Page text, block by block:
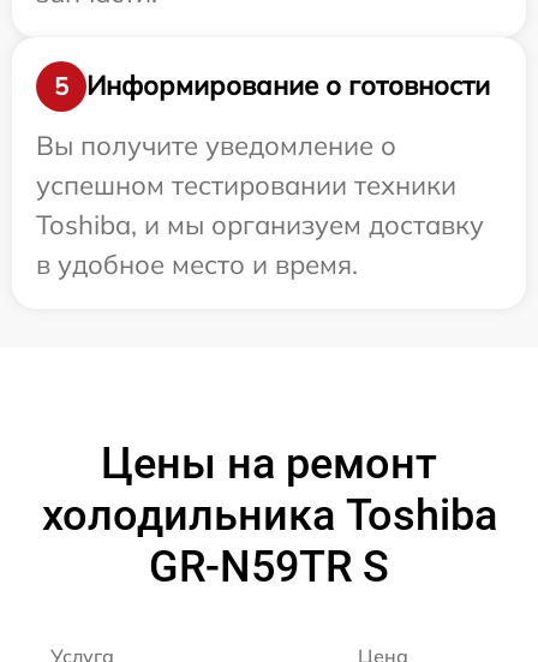
5
Информирование о готовности
Вы получите уведомление о
успешном тестировании техники
Toshiba, и мы организуем доставку
в удобное место и время.
Цены на ремонт
холодильника Toshiba
GR-N59TR S
Услуга Цена